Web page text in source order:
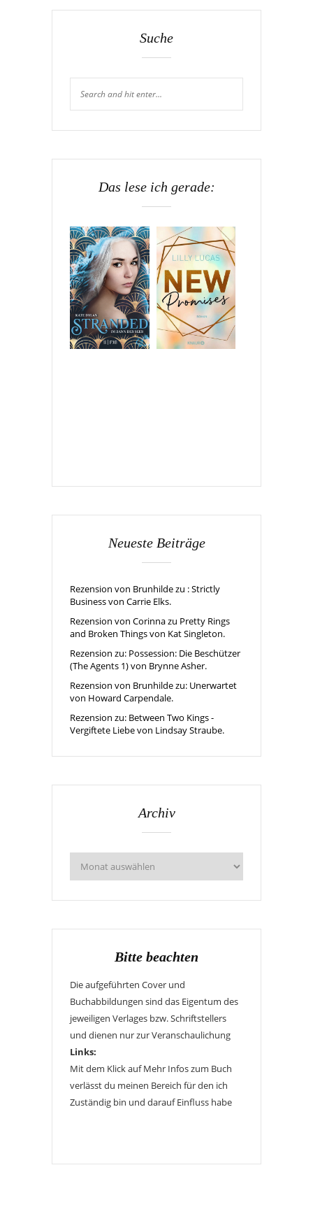
Suche
Das lese ich gerade:
Neueste Beiträge
Rezension von Brunhilde zu : Strictly
Business von Carrie Elks.
Rezension von Corinna zu Pretty Rings
and Broken Things von Kat Singleton.
Rezension zu: Possession: Die Beschützer
(The Agents 1) von Brynne Asher.
Rezension von Brunhilde zu: Unerwartet
von Howard Carpendale.
Rezension zu: Between Two Kings -
Vergiftete Liebe von Lindsay Straube.
Archiv
Bitte beachten
Die aufgeführten Cover und
Buchabbildungen sind das Eigentum des
jeweiligen Verlages bzw. Schriftstellers
und dienen nur zur Veranschaulichung
Links:
Mit dem Klick auf Mehr Infos zum Buch
verlässt du meinen Bereich für den ich
Zuständig bin und darauf Einfluss habe